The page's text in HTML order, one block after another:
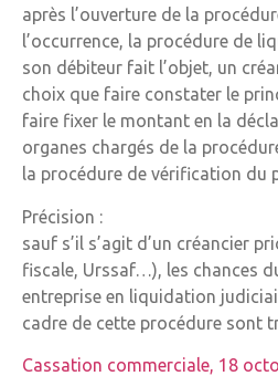
après l’ouverture de la
l’occurrence, la procédure de
son débiteur fait l’objet, un
choix que faire constater le
faire fixer le montant en la
organes chargés de la
la procédure de vérification du
Précision :
sauf s’il s’agit d’un créancier
fiscale, Urssaf…), les chances
entreprise en liquidation
cadre de cette procédure sont
Cassation commerciale, 18